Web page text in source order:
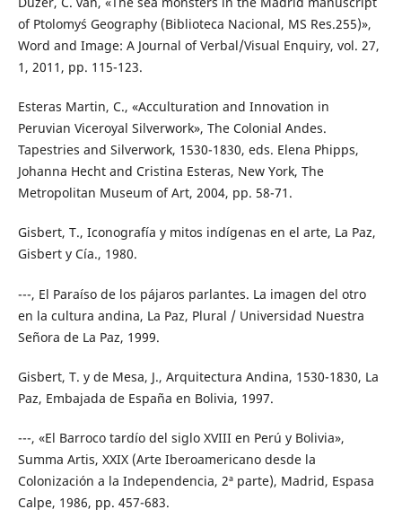
of Ptolomy´s Geography (Biblioteca Nacional, MS Res.255)»,
Word and Image: A Journal of Verbal/Visual Enquiry, vol. 27,
1, 2011, pp. 115-123.
Esteras Martin, C., «Acculturation and Innovation in
Peruvian Viceroyal Silverwork», The Colonial Andes.
Tapestries and Silverwork, 1530-1830, eds. Elena Phipps,
Johanna Hecht and Cristina Esteras, New York, The
Metropolitan Museum of Art, 2004, pp. 58-71.
Gisbert, T., Iconografía y mitos indígenas en el arte, La Paz,
Gisbert y Cía., 1980.
---, El Paraíso de los pájaros parlantes. La imagen del otro
en la cultura andina, La Paz, Plural / Universidad Nuestra
Señora de La Paz, 1999.
Gisbert, T. y de Mesa, J., Arquitectura Andina, 1530-1830, La
Paz, Embajada de España en Bolivia, 1997.
---, «El Barroco tardío del siglo XVIII en Perú y Bolivia»,
Summa Artis, XXIX (Arte Iberoamericano desde la
Colonización a la Independencia, 2ª parte), Madrid, Espasa
Calpe, 1986, pp. 457-683.